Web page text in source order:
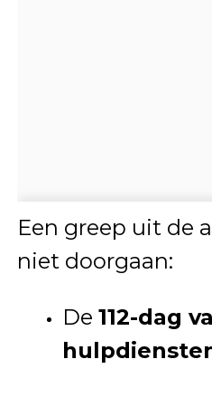
Een greep uit de
niet doorgaan:
De 112-dag